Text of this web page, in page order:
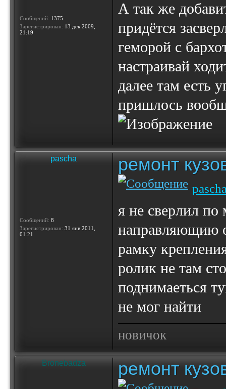
Сообщений: 1375
Зарегистрирован: 13 дек 2009,
21:19
А так же
придётся
геморой с
настраивай
далее там есть
пришлось
pascha
Сообщений: 8
Зарегистрирован: 31 янв 2011,
01:21
ремонт
я не сверлил по
направляющию
рамку
ролик не там
поднимаеться
не мог найти
новичок
Bronebadza ремонт